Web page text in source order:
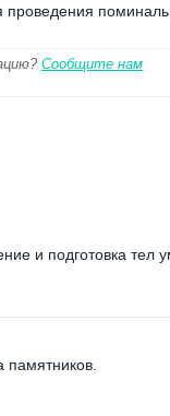
проведения
Сообщите нам
и подготовка тел
памятников.